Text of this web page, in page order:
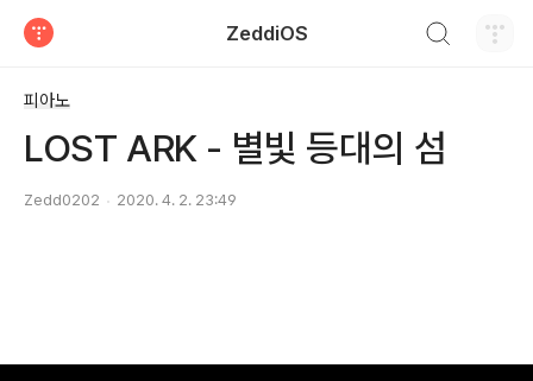
ZeddiOS
피아노
LOST ARK - 별빛 등대의 섬
Zedd0202 2020. 4. 2. 23:49